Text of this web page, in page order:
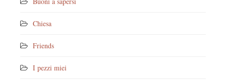
Chiesa
Friends
I pezzi miei